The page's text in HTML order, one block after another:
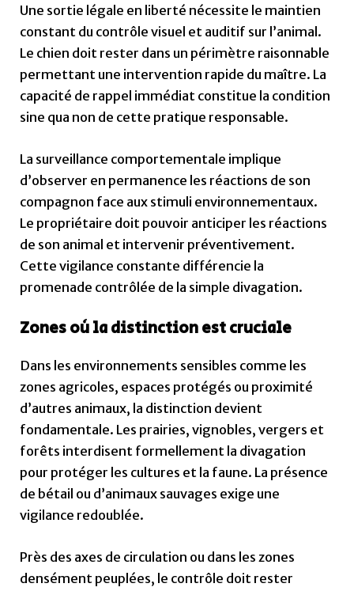
Une sortie légale en liberté nécessite le maintien
constant du contrôle visuel et auditif sur l’animal.
Le chien doit rester dans un périmètre raisonnable
permettant une intervention rapide du maître. La
capacité de rappel immédiat constitue la condition
sine qua non de cette pratique responsable.
La surveillance comportementale implique
d’observer en permanence les réactions de son
compagnon face aux stimuli environnementaux.
Le propriétaire doit pouvoir anticiper les réactions
de son animal et intervenir préventivement.
Cette vigilance constante différencie la
promenade contrôlée de la simple divagation.
Zones où la distinction est cruciale
Dans les environnements sensibles comme les
zones agricoles, espaces protégés ou proximité
d’autres animaux, la distinction devient
fondamentale. Les prairies, vignobles, vergers et
forêts interdisent formellement la divagation
pour protéger les cultures et la faune. La présence
de bétail ou d’animaux sauvages exige une
vigilance redoublée.
Près des axes de circulation ou dans les zones
densément peuplées, le contrôle doit rester